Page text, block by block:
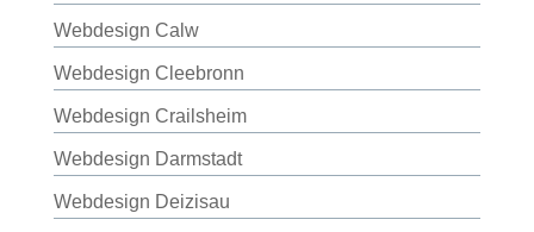
Webdesign Calw
Webdesign Cleebronn
Webdesign Crailsheim
Webdesign Darmstadt
Webdesign Deizisau